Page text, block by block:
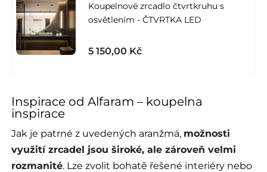
Koupelnové zrcadlo čtvrtkruhu s
osvětlením - ČTVRTKA LED
5 150,00 Kč
Inspirace od Alfaram – koupelna
inspirace
Jak je patrné z uvedených aranžmá, možnosti
využití zrcadel jsou široké, ale zároveň velmi
rozmanité. Lze zvolit bohatě řešené interiéry nebo